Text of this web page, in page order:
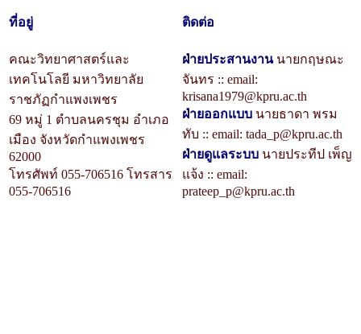
ที่อยู่
คณะวิทยาศาสตร์และ
เทคโนโลยี มหาวิทยาลัย
ราชภัฏกำแพงเพชร
69 หมู่ 1 ตำบลนครชุม อำเภอ
เมือง จังหวัดกำแพงเพชร
62000
โทรศัพท์ 055-706516 โทรสาร
055-706516
ติดต่อ
ฝ่ายประสานงาน นายกฤษณะ
จันทร :: email:
krisana1979@kpru.ac.th
ฝ่ายออกแบบ นายธาดา พรม
ทับ :: email: tada_p@kpru.ac.th
ฝ่ายดูแลระบบ นายประทีป เพ็ญ
แจ้ง :: email:
prateep_p@kpru.ac.th